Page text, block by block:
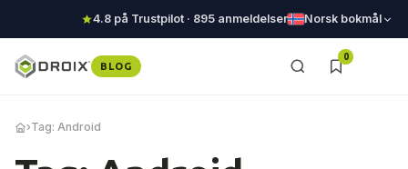
4.8 på Trustpilot · 895 anmeldelser Norsk bokmål
BLOG
0
›Tag: Android